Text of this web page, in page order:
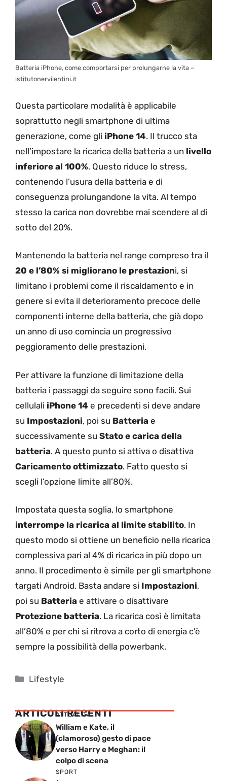
Batteria iPhone, come comportarsi per prolungarne la vita –
istitutonervilentini.it
Questa particolare modalità è applicabile
soprattutto negli smartphone di ultima
generazione, come gli iPhone 14. Il trucco sta
nell’impostare la ricarica della batteria a un livello
inferiore al 100%. Questo riduce lo stress,
contenendo l’usura della batteria e di
conseguenza prolungandone la vita. Al tempo
stesso la carica non dovrebbe mai scendere al di
sotto del 20%.
Mantenendo la batteria nel range compreso tra il
20 e l’80% si migliorano le prestazioni, si
limitano i problemi come il riscaldamento e in
genere si evita il deterioramento precoce delle
componenti interne della batteria, che già dopo
un anno di uso comincia un progressivo
peggioramento delle prestazioni.
Per attivare la funzione di limitazione della
batteria i passaggi da seguire sono facili. Sui
cellulali iPhone 14 e precedenti si deve andare
su Impostazioni, poi su Batteria e
successivamente su Stato e carica della
batteria. A questo punto si attiva o disattiva
Caricamento ottimizzato. Fatto questo si
scegli l’opzione limite all’80%.
Impostata questa soglia, lo smartphone
interrompe la ricarica al limite stabilito. In
questo modo si ottiene un beneficio nella ricarica
complessiva pari al 4% di ricarica in più dopo un
anno. Il procedimento è simile per gli smartphone
targati Android. Basta andare si Impostazioni,
poi su Batteria e attivare o disattivare
Protezione batteria. La ricarica così è limitata
all’80% e per chi si ritrova a corto di energia c’è
sempre la possibilità della powerbank.
Categorie
Lifestyle
ARTICOLI RECENTI
ATTUALITÁ
William e Kate, il
(clamoroso) gesto di pace
verso Harry e Meghan: il
colpo di scena
SPORT